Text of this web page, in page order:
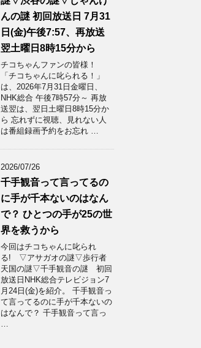
んの謎 初回放送日 7月31
日(金)午後7:57、再放送
翌土曜日8時15分から
チコちゃんファンの皆様！
「チコちゃんに叱られる！」​
は、2026年7月31日金曜日、
NHK総合 午後7時57分～ 再放
送翌は、翌日土曜日8時15分か
ら 忘れずに視聴、見れない人
は番組録画予約をお忘れ …
2026/07/26
千手観音って言ってるの
に手が千本ないのはなん
で？ ひとつの手が25の世
界を救うから
今回はチコちゃんに叱られ
る! ▽アサガオの謎▽歩行者
天国の謎▽千手観音の謎 初回
放送日NHK総合テレビジョン7
月24日(金)を紹介。 千手観音っ
て言ってるのに手が千本ないの
はなんで？ 千手観音って言っ
…